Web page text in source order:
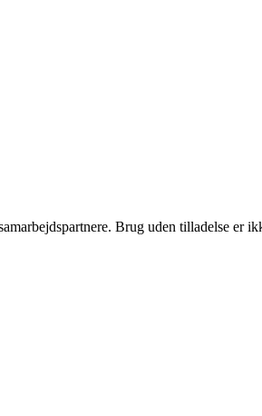
Brug uden tilladelse er